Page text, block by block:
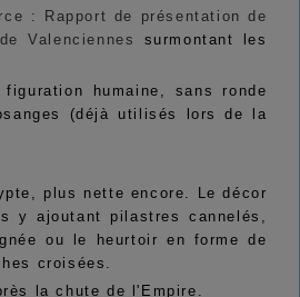
: Rapport de présentation de
Valenciennes surmontant les
humaine, sans ronde
(déjà utilisés lors de la
plus nette encore. Le décor
y ajoutant pilastres cannelés,
ou le heurtoir en forme de
croisées.
la chute de l'Empire.